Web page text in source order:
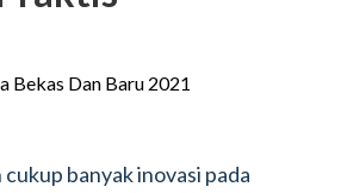
banyak inovasi pada